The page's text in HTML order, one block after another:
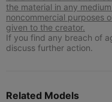
the material in any
noncommercial purposes
given to the creator.
If you find any breach of
discuss further action.
Related Models